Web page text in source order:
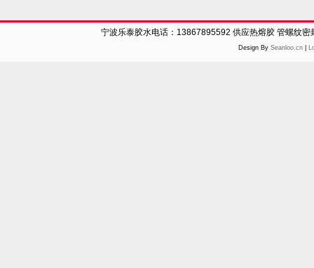
宁波乐泰胶水电话：13867895592 供应热熔胶 管螺纹
Design By Seanloo.cn|